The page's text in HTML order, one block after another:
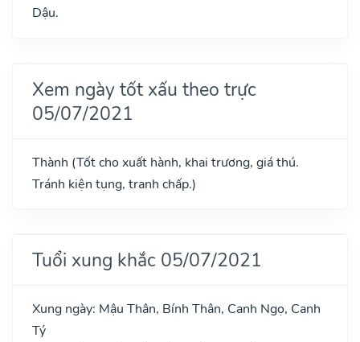
Dậu.
Xem ngày tốt xấu theo trực
05/07/2021
Thành (Tốt cho xuất hành, khai trương, giá thú.
Tránh kiện tụng, tranh chấp.)
Tuổi xung khắc 05/07/2021
Xung ngày: Mậu Thân, Bính Thân, Canh Ngọ, Canh
Tý